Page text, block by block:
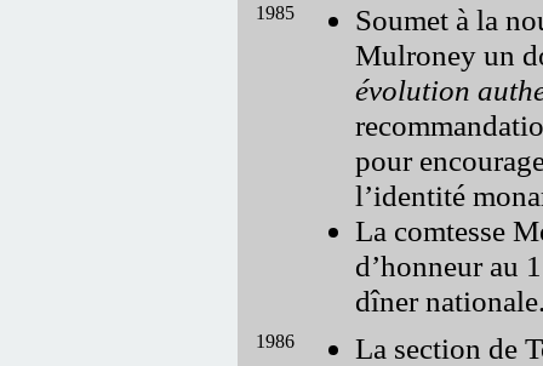
1985
Soumet à la
Mulroney un
évolution
pour
l’identité
La comtesse
d’honneur au
dîner
1986
La section de